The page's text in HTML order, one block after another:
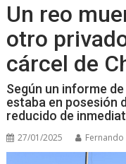
Un reo
otro
cárcel de
Según un informe
estaba en posesión
reducido de
27/01/2025 Fernando